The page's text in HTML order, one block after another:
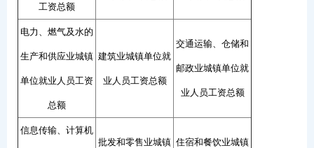
工资总额
电力、燃气及水的
生产和供应业城镇
单位就业人员工资
总额
建筑业城镇单位就
业人员工资总额
交通运输、仓储和
邮政业城镇单位就
业人员工资总额
信息传输、计算机
批发和零售业城镇 住宿和餐饮业城镇